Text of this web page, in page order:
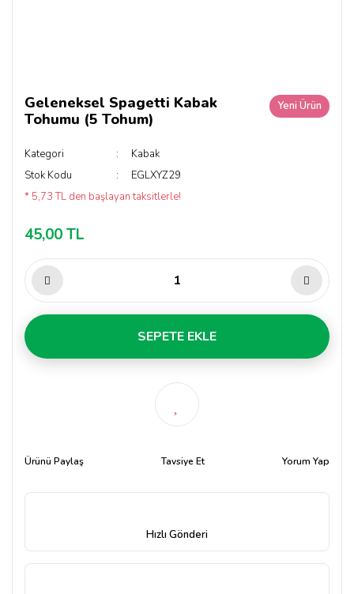
Geleneksel Spagetti Kabak
Tohumu (5 Tohum)
Yeni Ürün
Kategori
Kabak
Stok Kodu
EGLXYZ29
* 5,73 TL den başlayan taksitlerle!
45,00 TL
SEPETE EKLE
Ürünü Paylaş Tavsiye Et Yorum Yap
Hızlı Gönderi